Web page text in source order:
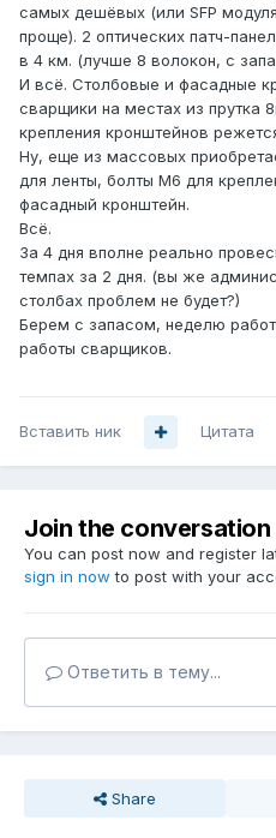
самых дешёвых (или SFP
проще). 2 оптических патч-
в 4 км. (лучше 8 волокон, с
И всё. Столбовые и фасадные
сварщики на местах из прутка
крепления кронштейнов
Ну, еще из массовых
для ленты, болты М6 для
фасадный кронштейн.
Всё.
За 4 дня вполне реально
темпах за 2 дня. (вы же
столбах проблем не будет?)
Берем с запасом, неделю
работы сварщиков.
Вставить ник Цитата
Join the conversation
You can post now and register
sign in now to post with your
Ответить в тему...
Share